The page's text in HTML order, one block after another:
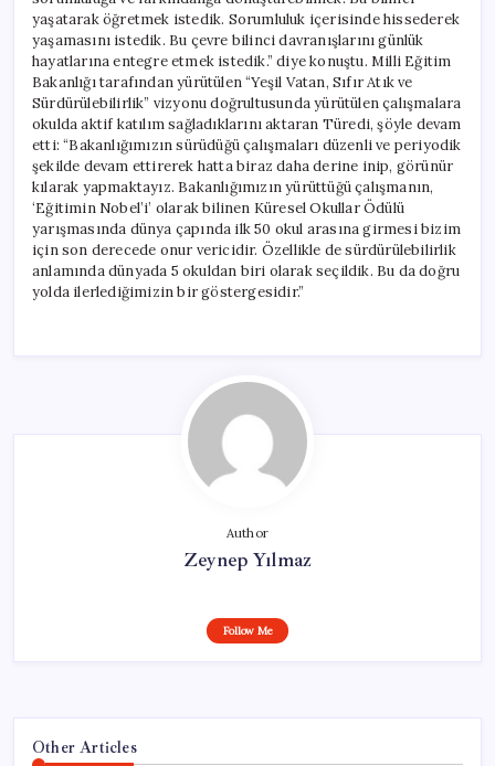
yaşatarak öğretmek istedik. Sorumluluk içerisinde hissederek
yaşamasını istedik. Bu çevre bilinci davranışlarını günlük
hayatlarına entegre etmek istedik.” diye konuştu. Milli Eğitim
Bakanlığı tarafından yürütülen “Yeşil Vatan, Sıfır Atık ve
Sürdürülebilirlik” vizyonu doğrultusunda yürütülen çalışmalara
okulda aktif katılım sağladıklarını aktaran Türedi, şöyle devam
etti: “Bakanlığımızın sürüdüğü çalışmaları düzenli ve periyodik
şekilde devam ettirerek hatta biraz daha derine inip, görünür
kılarak yapmaktayız. Bakanlığımızın yürüttüğü çalışmanın,
‘Eğitimin Nobel’i’ olarak bilinen Küresel Okullar Ödülü
yarışmasında dünya çapında ilk 50 okul arasına girmesi bizim
için son derecede onur vericidir. Özellikle de sürdürülebilirlik
anlamında dünyada 5 okuldan biri olarak seçildik. Bu da doğru
yolda ilerlediğimizin bir göstergesidir.”
Author
Zeynep Yılmaz
Follow Me
Other Articles